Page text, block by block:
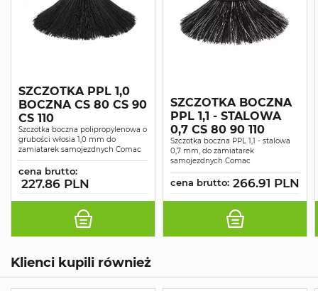
SZCZOTKA PPL 1,0
BOCZNA CS 80 CS 90
CS 110
Szczotka boczna polipropylenowa o
grubości włosia 1,0 mm do
zamiatarek samojezdnych Comac
cena brutto:
227.86 PLN
SZCZOTKA BOCZNA
PPL 1,1 - STALOWA
0,7 CS 80 90 110
Szczotka boczna PPL 1,1 - stalowa
0,7 mm, do zamiatarek
samojezdnych Comac
cena brutto: 266.91 PLN
Klienci kupili również